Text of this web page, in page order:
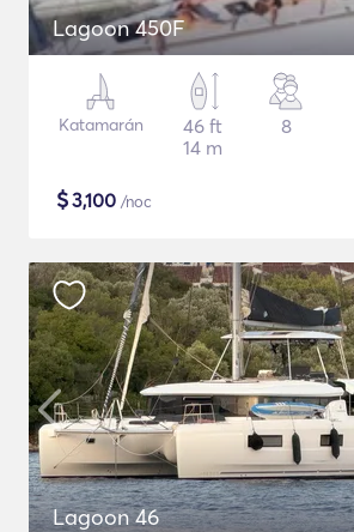
Lagoon 450F
Katamarán
46 ft
14 m
8
$3,100 /noc
Lagoon 46